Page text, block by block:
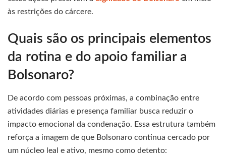
às restrições do cárcere.
Quais são os principais elementos
da rotina e do apoio familiar a
Bolsonaro?
De acordo com pessoas próximas, a combinação entre
atividades diárias e presença familiar busca reduzir o
impacto emocional da condenação. Essa estrutura também
reforça a imagem de que Bolsonaro continua cercado por
um núcleo leal e ativo, mesmo como detento: